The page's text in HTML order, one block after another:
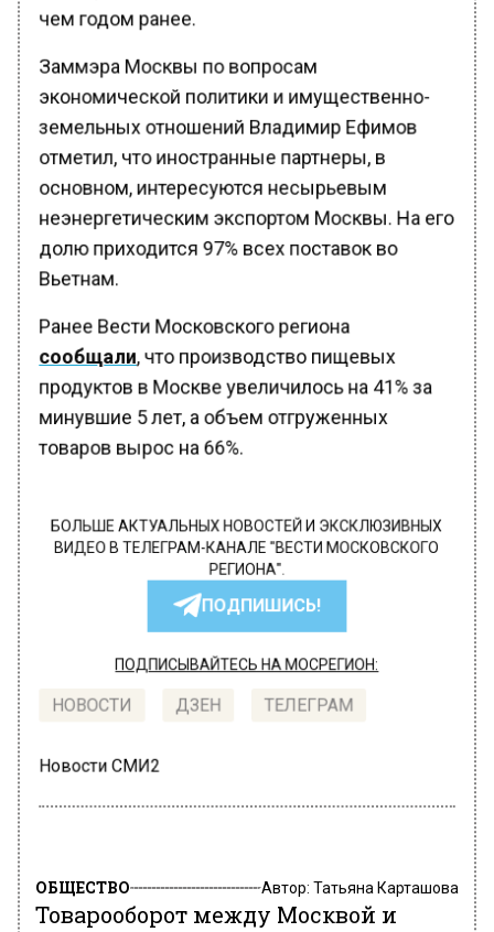
чем годом ранее.
Заммэра Москвы по вопросам
экономической политики и имущественно-
земельных отношений Владимир Ефимов
отметил, что иностранные партнеры, в
основном, интересуются несырьевым
неэнергетическим экспортом Москвы. На его
долю приходится 97% всех поставок во
Вьетнам.
Ранее Вести Московского региона
сообщали, что производство пищевых
продуктов в Москве увеличилось на 41% за
минувшие 5 лет, а объем отгруженных
товаров вырос на 66%.
БОЛЬШЕ АКТУАЛЬНЫХ НОВОСТЕЙ И ЭКСКЛЮЗИВНЫХ
ВИДЕО В ТЕЛЕГРАМ-КАНАЛЕ "ВЕСТИ МОСКОВСКОГО
РЕГИОНА".
ПОДПИШИСЬ!
ПОДПИСЫВАЙТЕСЬ НА МОСРЕГИОН:
НОВОСТИ ДЗЕН ТЕЛЕГРАМ
Новости СМИ2
ОБЩЕСТВО Автор: Татьяна Карташова
Товарооборот между Москвой и